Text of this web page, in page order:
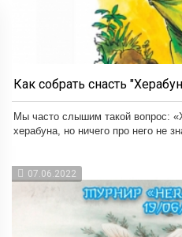
Как собрать снасть
Мы часто слышим такой вопрос:
херабуна, но ничего про него не
07.06.2022